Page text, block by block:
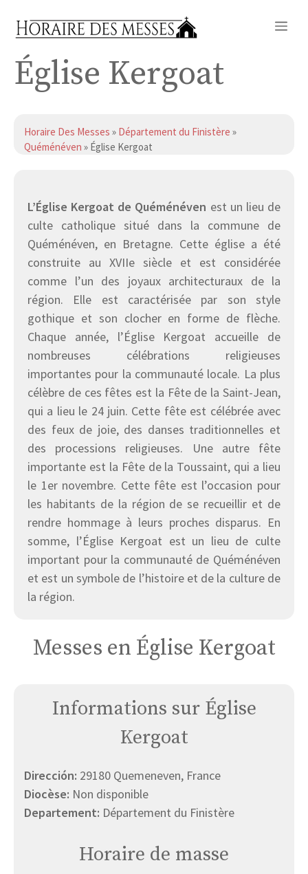
Église Kergoat
Horaire Des Messes » Département du Finistère »
Quéménéven » Église Kergoat
L’Église Kergoat de Quéménéven est un lieu de
culte catholique situé dans la commune de
Quéménéven, en Bretagne. Cette église a été
construite au XVIIe siècle et est considérée
comme l’un des joyaux architecturaux de la
région. Elle est caractérisée par son style
gothique et son clocher en forme de flèche.
Chaque année, l’Église Kergoat accueille de
nombreuses célébrations religieuses
importantes pour la communauté locale. La plus
célèbre de ces fêtes est la Fête de la Saint-Jean,
qui a lieu le 24 juin. Cette fête est célébrée avec
des feux de joie, des danses traditionnelles et
des processions religieuses. Une autre fête
importante est la Fête de la Toussaint, qui a lieu
le 1er novembre. Cette fête est l’occasion pour
les habitants de la région de se recueillir et de
rendre hommage à leurs proches disparus. En
somme, l’Église Kergoat est un lieu de culte
important pour la communauté de Quéménéven
et est un symbole de l’histoire et de la culture de
la région.
Messes en Église Kergoat
Informations sur Église
Kergoat
Dirección: 29180 Quemeneven, France
Diocèse: Non disponible
Departement: Département du Finistère
Horaire de masse